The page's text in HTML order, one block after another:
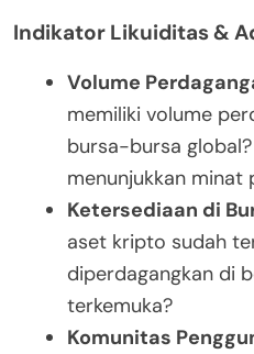
Indikator Likuiditas &
Volume
memiliki volume
bursa-bursa
menunjukkan minat
Ketersediaan di
aset kripto sudah
diperdagangkan di
terkemuka?
Komunitas